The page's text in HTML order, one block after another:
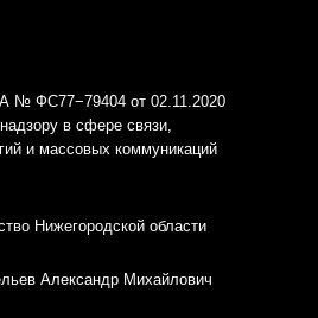
№ ФС77−79404 от 02.11.2020
в сфере связи,
и массовых коммуникаций
Нижегородской области
Александр Михайлович